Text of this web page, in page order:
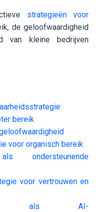
strategieën voor
de geloofwaardigheid
van kleine bedrijven
bereik
voor organisch bereik
ondersteunende
voor vertrouwen en
als AI-